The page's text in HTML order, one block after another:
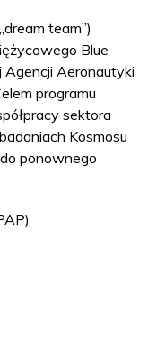
team”)
Blue
Agencji Aeronautyki
programu
sektora
Kosmosu
ponownego